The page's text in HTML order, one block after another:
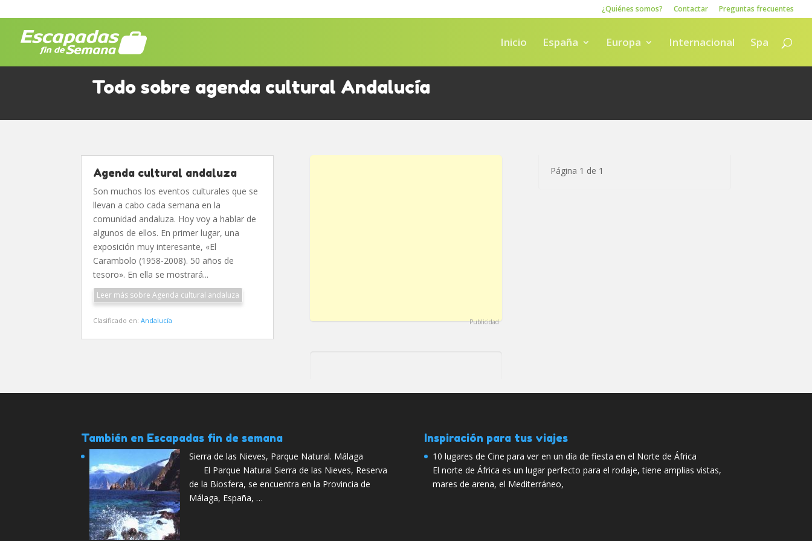
¿Quiénes somos? Contactar Preguntas frecuentes
Inicio España Europa Internacional Spa
Todo sobre agenda cultural Andalucía
Agenda cultural andaluza
Son muchos los eventos culturales que se
llevan a cabo cada semana en la
comunidad andaluza. Hoy voy a hablar de
algunos de ellos. En primer lugar, una
exposición muy interesante, «El
Carambolo (1958-2008). 50 años de
tesoro». En ella se mostrará...
Leer más sobre Agenda cultural andaluza
Clasificado en:Andalucía Publicidad
Página 1 de 1
También en Escapadas fin de semana
Sierra de las Nieves, Parque Natural. Málaga
El Parque Natural Sierra de las Nieves, Reserva
de la Biosfera, se encuentra en la Provincia de
Málaga, España, …
Inspiración para tus viajes
10 lugares de Cine para ver en un día de fiesta en el Norte de África
El norte de África es un lugar perfecto para el rodaje, tiene amplias vistas,
mares de arena, el Mediterráneo,